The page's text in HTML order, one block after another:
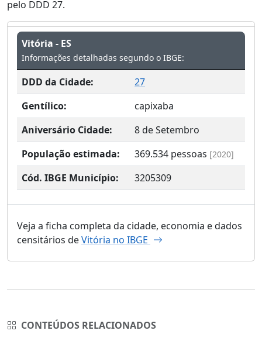
pelo DDD 27.
Vitória - ES
Informações detalhadas segundo o IBGE:
DDD da Cidade:
27
Gentílico:
capixaba
Aniversário Cidade:
8 de Setembro
População estimada:
369.534 pessoas [2020]
Cód. IBGE Município: 3205309
Veja a ficha completa da cidade, economia e dados
censitários deVitória no IBGE
CONTEÚDOS RELACIONADOS